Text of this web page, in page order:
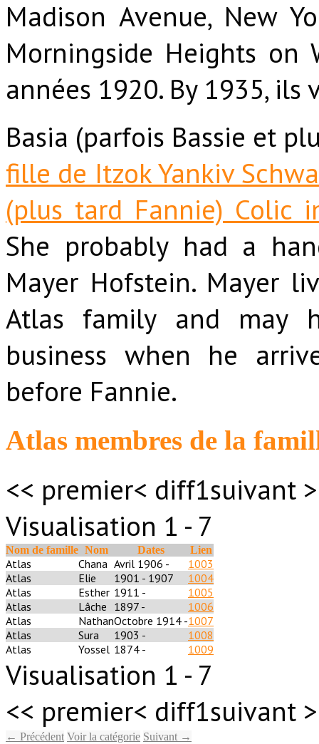
Madison Avenue, New
Morningside Heights on
années 1920. By 1935,
Basia (parfois Bassie et
fille de Itzok Yankiv
(plus tard Fannie) Colic
She probably had a
Mayer Hofstein. Mayer
Atlas family and may
business when he
before Fannie.
Atlas membres de la
<< premier< diff1suivant >
Visualisation 1 - 7
Nom de famille Nom Dates Lien
Atlas Chana Avril 1906 -
1003
Atlas
Elie 1901 - 1907
1004
Atlas
Esther 1911 -
1005
Atlas
Lâche 1897 -
1006
Atlas
NathanOctobre 1914 -1007
Atlas
Sura 1903 -
1008
Atlas
Yossel 1874 - 1009
Visualisation 1 - 7
<< premier< diff1suivant >
← Précédent Voir la catégorie Suivant →